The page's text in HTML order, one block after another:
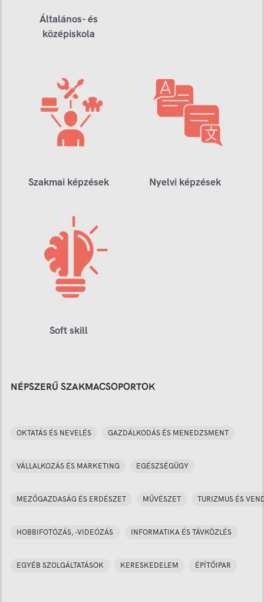
Általános- és
középiskola
Szakmai képzések Nyelvi képzések
Soft skill
NÉPSZERŰ SZAKMACSOPORTOK
OKTATÁS ÉS NEVELÉS GAZDÁLKODÁS ÉS MENEDZSMENT
VÁLLALKOZÁS ÉS MARKETING EGÉSZSÉGÜGY
MEZŐGAZDASÁG ÉS ERDÉSZET MŰVÉSZET TURIZMUS ÉS
HOBBIFOTÓZÁS, -VIDEÓZÁS INFORMATIKA ÉS TÁVKÖZLÉS
EGYÉB SZOLGÁLTATÁSOK KERESKEDELEM ÉPÍTŐIPAR